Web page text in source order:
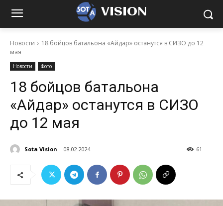
VISION
Новости
18 бойцов батальона «Айдар» останутся в СИЗО до 12
мая
Новости Фото
18 бойцов батальона
«Айдар» останутся в СИЗО
до 12 мая
Sota Vision 08.02.2024 61